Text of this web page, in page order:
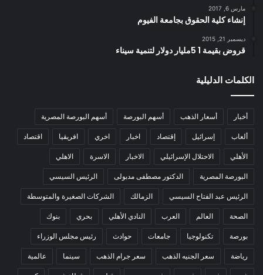
مارس 6, 2017
إنشاء كلية الحقوق بجامعة الفيوم
ديسمبر 21, 2015
قروض بقيمة 1 5مليار دولار لتنمية سيناء
الكلمات الدليلية
أخبار أسعار الذهب أسهم البورصة أسهم البورصة المصرية
ألعاب إسرائيل إقتصاد اخبار اخري افريقيا اقتصاد
الأهلي الاحتلال الإسرائيلي الاخبار الاسرة الاهلي
البورصة المصرية الدكتور مصطفى مدبولى الرئيس السيسي
الرئيس عبد الفتاح السيسي الزمالك الشركات الصغيرة والمتوسطة
الصحة العالم العرب النادي الأهلي بحري بنوك
بورصة تكنولوجيا جامعات حوادث رئيس مجلس الوزراء
رياضة سعر الجنيه الذهب سعر جرام الذهب سينما عالمية